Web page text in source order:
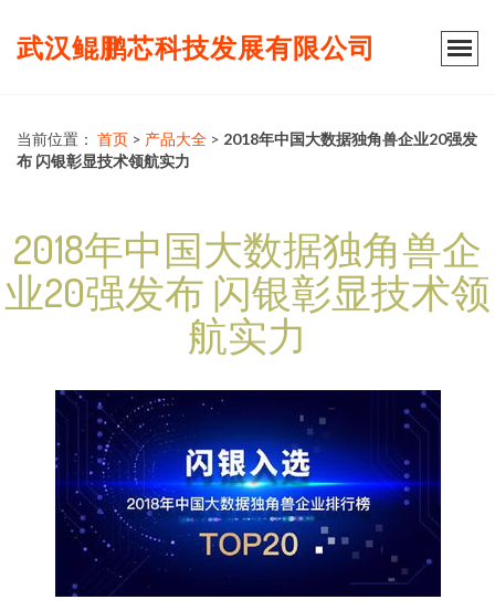
武汉鲲鹏芯科技发展有限公司
当前位置： 首页 > 产品大全 > 2018年中国大数据独角兽企业20强发
布 闪银彰显技术领航实力
2018年中国大数据独角兽企
业20强发布 闪银彰显技术领
航实力